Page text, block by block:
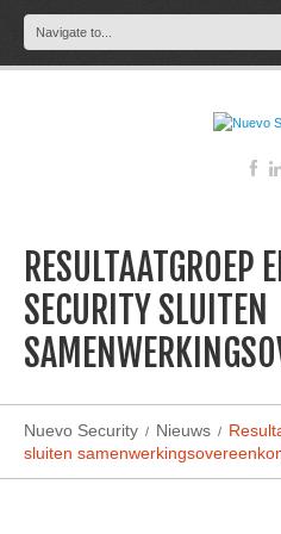
RESULTAATGROEP
SECURITY SLUITEN
Nuevo Security Nieuws
sluiten